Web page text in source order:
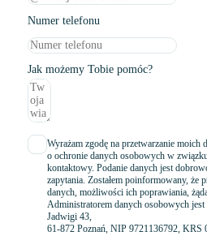
Numer telefonu
Jak możemy Tobie pomóc?
Wyrażam zgodę na przetwarzanie moich
o ochronie danych osobowych w
kontaktowy. Podanie danych jest
zapytania. Zostałem poinformowany, że
danych, możliwości ich poprawiania,
Administratorem danych osobowych
Jadwigi 43,
61-872 Poznań, NIP 9721136792, KRS